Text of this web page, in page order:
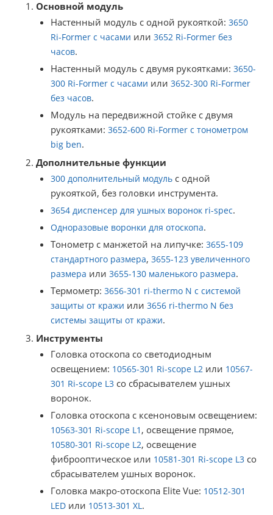
Основной модуль
Настенный модуль с одной рукояткой: 3650
Ri-Former с часами или 3652 Ri-Former без
часов.
Настенный модуль с двумя рукоятками: 3650-
300 Ri-Former с часами или 3652-300 Ri-Former
без часов.
Модуль на передвижной стойке с двумя
рукоятками: 3652-600 Ri-Former с тонометром
big ben.
Дополнительные функции
300 дополнительный модуль с одной
рукояткой, без головки инструмента.
3654 диспенсер для ушных воронок ri-spec.
Одноразовые воронки для отоскопа.
Тонометр с манжетой на липучке: 3655-109
стандартного размера, 3655-123 увеличенного
размера или 3655-130 маленького размера.
Термометр: 3656-301 ri-thermo N с системой
защиты от кражи или 3656 ri-thermo N без
системы защиты от кражи.
Инструменты
Головка отоскопа со светодиодным
освещением: 10565-301 Ri-scope L2 или 10567-
301 Ri-scope L3 со сбрасывателем ушных
воронок.
Головка отоскопа с ксеноновым освещением:
10563-301 Ri-scope L1 , освещение прямое,
10580-301 Ri-scope L2, освещение
фиброоптическое или 10581-301 Ri-scope L3 со
сбрасывателем ушных воронок.
Головка макро-отоскопа Elite Vue: 10512-301
LED или 10513-301 XL .